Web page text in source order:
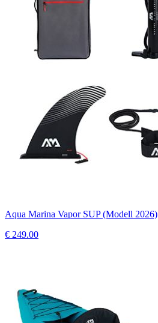
Aqua Marina Vapor SUP (Modell 2026)
€ 249.00